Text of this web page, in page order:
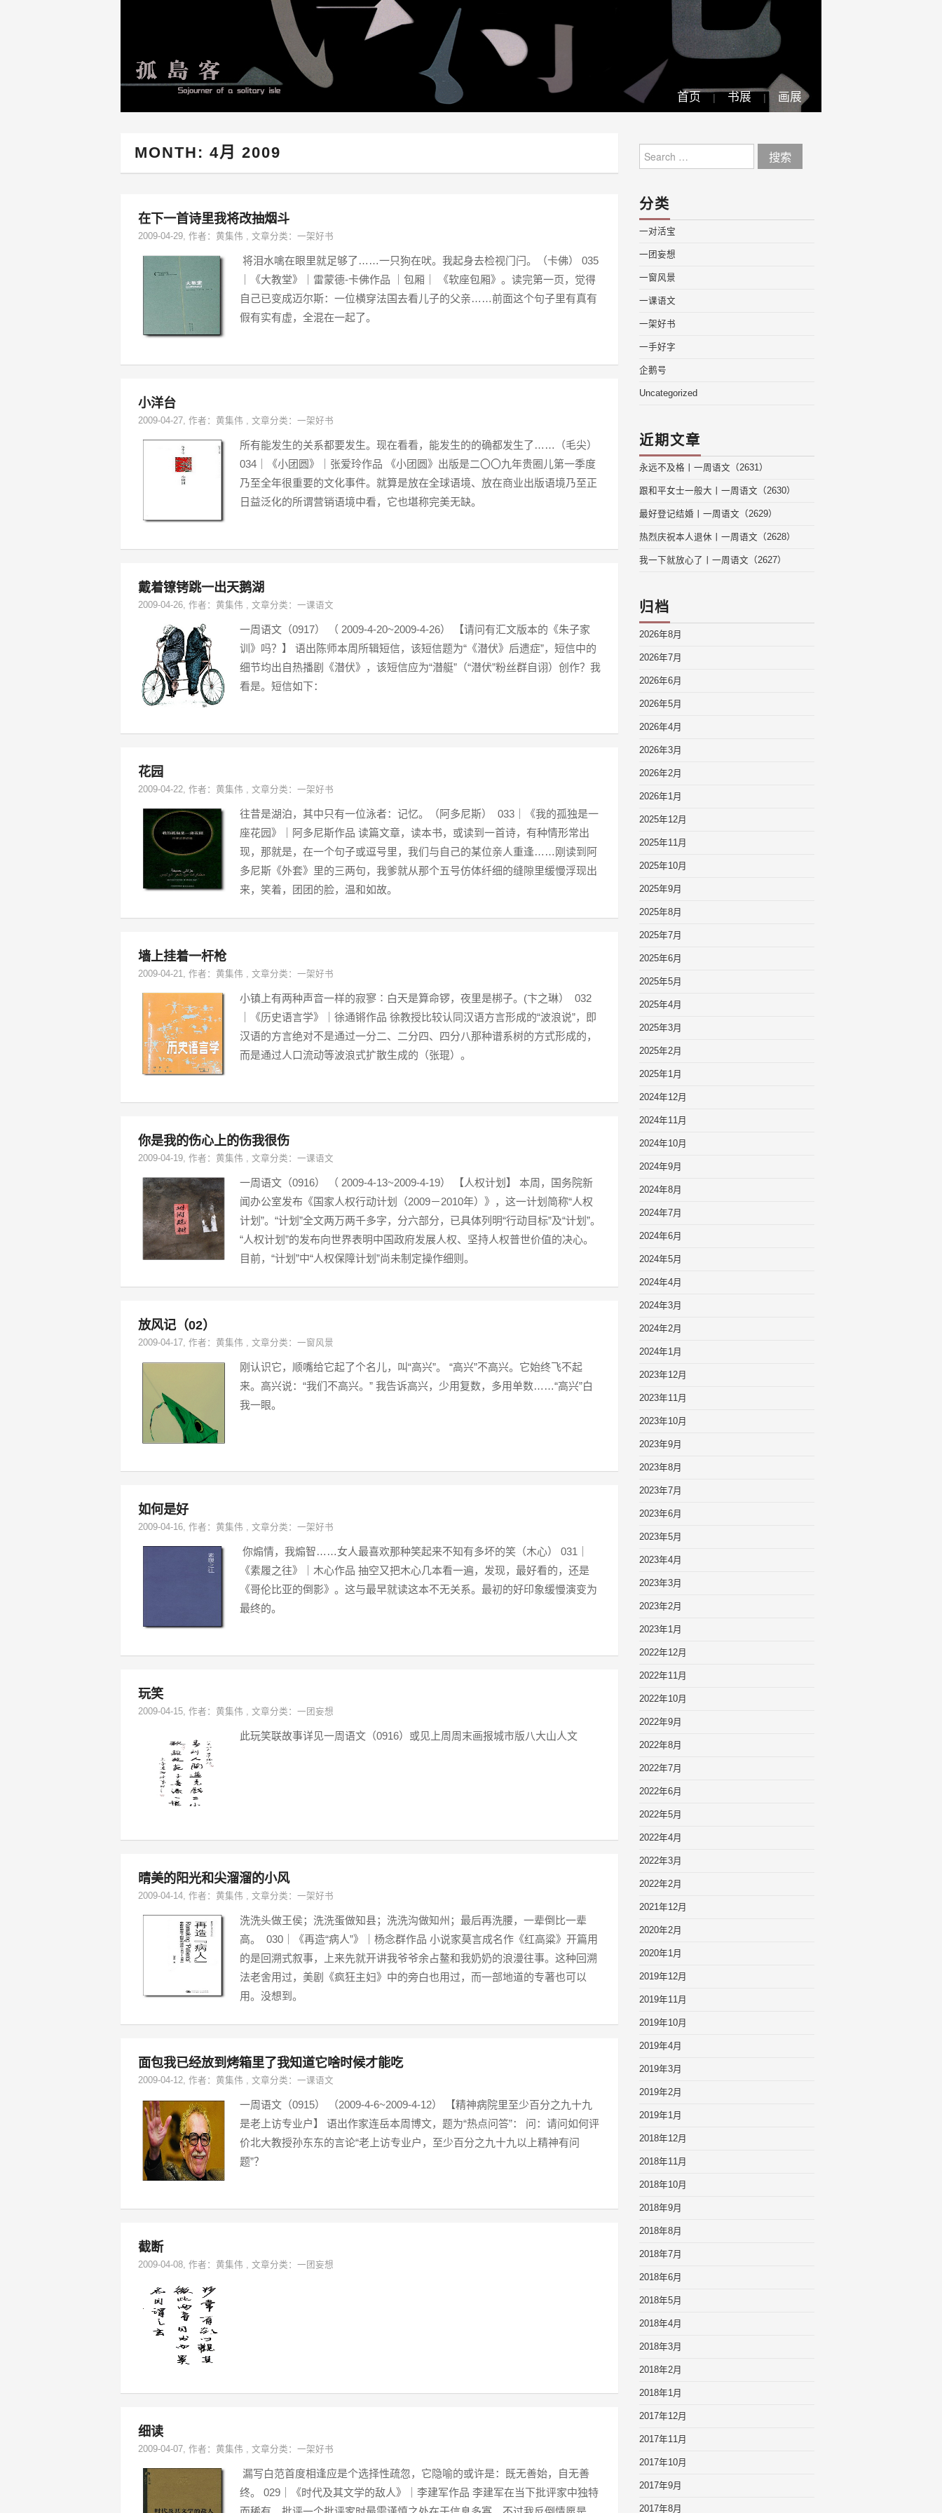
首页 书展 画展
MONTH: 4月 2009
在下一首诗里我将改抽烟斗
2009-04-29, 作者： 黄集伟 , 文章分类： 一架好书
将泪水噙在眼里就足够了……一只狗在吠。我起身去检视门闩。（卡佛） 035
｜《大教堂》｜雷蒙德-卡佛作品 ｜包厢｜ 《软座包厢》。读完第一页，觉得
自己已变成迈尔斯：一位横穿法国去看儿子的父亲……前面这个句子里有真有
假有实有虚，全混在一起了。
小洋台
2009-04-27, 作者： 黄集伟 , 文章分类： 一架好书
所有能发生的关系都要发生。现在看看，能发生的的确都发生了……（毛尖）
034｜《小团圆》｜张爱玲作品 《小团圆》出版是二〇〇九年贵圈儿第一季度
乃至全年很重要的文化事件。就算是放在全球语境、放在商业出版语境乃至正
日益泛化的所谓营销语境中看，它也堪称完美无缺。
戴着镣铐跳一出天鹅湖
2009-04-26, 作者： 黄集伟 , 文章分类： 一课语文
一周语文（0917） （ 2009-4-20~2009-4-26） 【请问有汇文版本的《朱子家
训》吗？】 语出陈师本周所辑短信，该短信题为“《潜伏》后遗症”，短信中的
细节均出自热播剧《潜伏》，该短信应为“潜艇”（“潜伏”粉丝群自诩）创作？我
看是。短信如下：
花园
2009-04-22, 作者： 黄集伟 , 文章分类： 一架好书
往昔是湖泊，其中只有一位泳者：记忆。（阿多尼斯） 033｜《我的孤独是一
座花园》｜阿多尼斯作品 读篇文章，读本书，或读到一首诗，有种情形常出
现，那就是，在一个句子或逗号里，我们与自己的某位亲人重逢……刚读到阿
多尼斯《外套》里的三两句，我爹就从那个五号仿体纤细的缝隙里缓慢浮现出
来，笑着，团团的脸，温和如故。
墙上挂着一杆枪
2009-04-21, 作者： 黄集伟 , 文章分类： 一架好书
小镇上有两种声音一样的寂寥∶白天是算命锣，夜里是梆子。(卞之琳） 032
｜《历史语言学》｜徐通锵作品 徐教授比较认同汉语方言形成的“波浪说”，即
汉语的方言绝对不是通过一分二、二分四、四分八那种谱系树的方式形成的，
而是通过人口流动等波浪式扩散生成的（张琨）。
你是我的伤心上的伤我很伤
2009-04-19, 作者： 黄集伟 , 文章分类： 一课语文
一周语文（0916） （ 2009-4-13~2009-4-19） 【人权计划】 本周，国务院新
闻办公室发布《国家人权行动计划（2009－2010年）》，这一计划简称“人权
计划”。“计划”全文两万两千多字，分六部分，已具体列明“行动目标”及“计划”。
“人权计划”的发布向世界表明中国政府发展人权、坚持人权普世价值的决心。
目前，“计划”中“人权保障计划”尚未制定操作细则。
放风记（02）
2009-04-17, 作者： 黄集伟 , 文章分类： 一窗风景
刚认识它，顺嘴给它起了个名儿，叫“高兴”。 “高兴”不高兴。它始终飞不起
来。高兴说：“我们不高兴。” 我告诉高兴，少用复数，多用单数……“高兴”白
我一眼。
如何是好
2009-04-16, 作者： 黄集伟 , 文章分类： 一架好书
你煽情，我煽智……女人最喜欢那种笑起来不知有多坏的笑（木心） 031｜
《素履之往》｜木心作品 抽空又把木心几本看一遍，发现，最好看的，还是
《哥伦比亚的倒影》。这与最早就读这本不无关系。最初的好印象缓慢演变为
最终的。
玩笑
2009-04-15, 作者： 黄集伟 , 文章分类： 一团妄想
此玩笑联故事详见一周语文（0916）或见上周周末画报城市版八大山人文
晴美的阳光和尖溜溜的小风
2009-04-14, 作者： 黄集伟 , 文章分类： 一架好书
洗洗头做王侯；洗洗蛋做知县；洗洗沟做知州；最后再洗腰，一辈倒比一辈
高。 030｜《再造“病人”》｜杨念群作品 小说家莫言成名作《红高粱》开篇用
的是回溯式叙事，上来先就开讲我爷爷余占鳌和我奶奶的浪漫往事。这种回溯
法老舍用过，美剧《疯狂主妇》中的旁白也用过，而一部地道的专著也可以
用。没想到。
面包我已经放到烤箱里了我知道它啥时候才能吃
2009-04-12, 作者： 黄集伟 , 文章分类： 一课语文
一周语文（0915） （2009-4-6~2009-4-12） 【精神病院里至少百分之九十九
是老上访专业户】 语出作家连岳本周博文，题为“热点问答”： 问：请问如何评
价北大教授孙东东的言论“老上访专业户，至少百分之九十九以上精神有问
题”？
截断
2009-04-08, 作者： 黄集伟 , 文章分类： 一团妄想
细读
2009-04-07, 作者： 黄集伟 , 文章分类： 一架好书
漏写白范首度相逢应是个选择性疏忽，它隐喻的或许是：既无善始，自无善
终。 029｜《时代及其文学的敌人》｜李建军作品 李建军在当下批评家中独特
for:
分类
一对活宝
一团妄想
一窗风景
一课语文
一架好书
一手好字
企鹅号
Uncategorized
近期文章
永远不及格丨一周语文（2631）
跟和平女士一般大丨一周语文（2630）
最好登记结婚丨一周语文（2629）
热烈庆祝本人退休丨一周语文（2628）
我一下就放心了丨一周语文（2627）
归档
2026年8月
2026年7月
2026年6月
2026年5月
2026年4月
2026年3月
2026年2月
2026年1月
2025年12月
2025年11月
2025年10月
2025年9月
2025年8月
2025年7月
2025年6月
2025年5月
2025年4月
2025年3月
2025年2月
2025年1月
2024年12月
2024年11月
2024年10月
2024年9月
2024年8月
2024年7月
2024年6月
2024年5月
2024年4月
2024年3月
2024年2月
2024年1月
2023年12月
2023年11月
2023年10月
2023年9月
2023年8月
2023年7月
2023年6月
2023年5月
2023年4月
2023年3月
2023年2月
2023年1月
2022年12月
2022年11月
2022年10月
2022年9月
2022年8月
2022年7月
2022年6月
2022年5月
2022年4月
2022年3月
2022年2月
2021年12月
2020年2月
2020年1月
2019年12月
2019年11月
2019年10月
2019年4月
2019年3月
2019年2月
2019年1月
2018年12月
2018年11月
2018年10月
2018年9月
2018年8月
2018年7月
2018年6月
2018年5月
2018年4月
2018年3月
2018年2月
2018年1月
2017年12月
2017年11月
2017年10月
2017年9月
2017年8月